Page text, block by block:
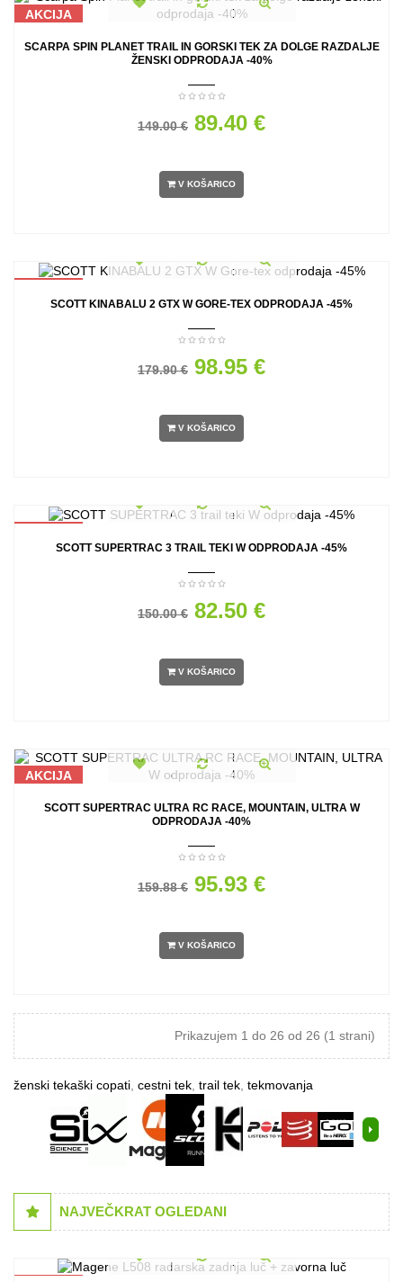
AKCIJA
SCARPA SPIN PLANET TRAIL IN GORSKI TEK ZA DOLGE RAZDALJE
ŽENSKI ODPRODAJA -40%
149.00 € 89.40 €
V KOŠARICO
SCOTT KINABALU 2 GTX W GORE-TEX ODPRODAJA -45%
179.90 € 98.95 €
V KOŠARICO
SCOTT SUPERTRAC 3 TRAIL TEKI W ODPRODAJA -45%
150.00 € 82.50 €
V KOŠARICO
AKCIJA
SCOTT SUPERTRAC ULTRA RC RACE, MOUNTAIN, ULTRA W
ODPRODAJA -40%
159.88 € 95.93 €
V KOŠARICO
Prikazujem 1 do 26 od 26 (1 strani)
ženski tekaški copati cestni tek trail tek tekmovanja
NAJVEČKRAT OGLEDANI